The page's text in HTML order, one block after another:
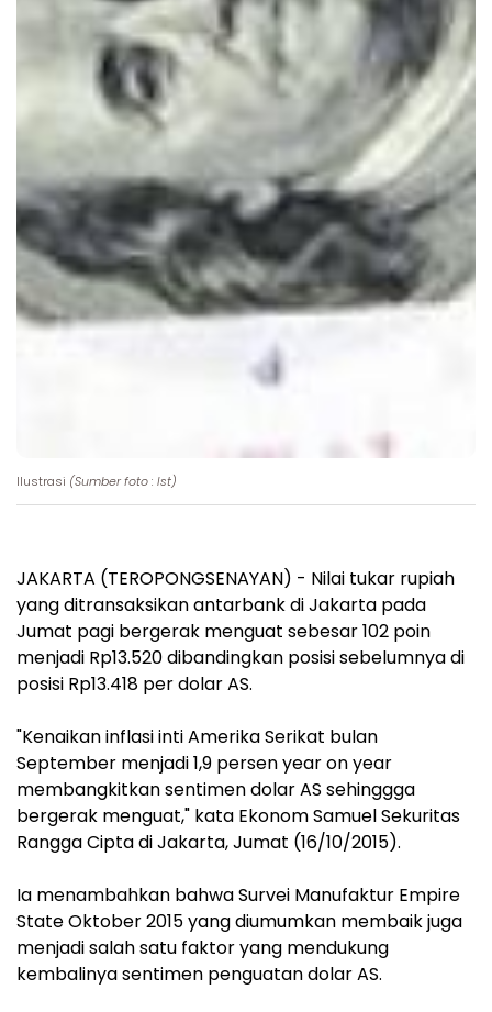
Ilustrasi (Sumber foto : Ist)
JAKARTA (TEROPONGSENAYAN) - Nilai tukar rupiah
yang ditransaksikan antarbank di Jakarta pada
Jumat pagi bergerak menguat sebesar 102 poin
menjadi Rp13.520 dibandingkan posisi sebelumnya di
posisi Rp13.418 per dolar AS.
"Kenaikan inflasi inti Amerika Serikat bulan
September menjadi 1,9 persen year on year
membangkitkan sentimen dolar AS sehinggga
bergerak menguat," kata Ekonom Samuel Sekuritas
Rangga Cipta di Jakarta, Jumat (16/10/2015).
Ia menambahkan bahwa Survei Manufaktur Empire
State Oktober 2015 yang diumumkan membaik juga
menjadi salah satu faktor yang mendukung
kembalinya sentimen penguatan dolar AS.